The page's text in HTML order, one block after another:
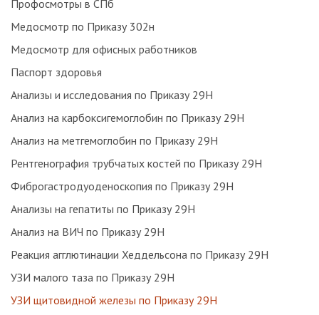
Профосмотры в СПб
Медосмотр по Приказу 302н
Медосмотр для офисных работников
Паспорт здоровья
Анализы и исследования по Приказу 29Н
Анализ на карбоксигемоглобин по Приказу 29Н
Анализ на метгемоглобин по Приказу 29Н
Рентгенография трубчатых костей по Приказу 29Н
Фиброгастродуоденоскопия по Приказу 29Н
Анализы на гепатиты по Приказу 29Н
Анализ на ВИЧ по Приказу 29Н
Реакция агглютинации Хеддельсона по Приказу 29Н
УЗИ малого таза по Приказу 29Н
УЗИ щитовидной железы по Приказу 29Н